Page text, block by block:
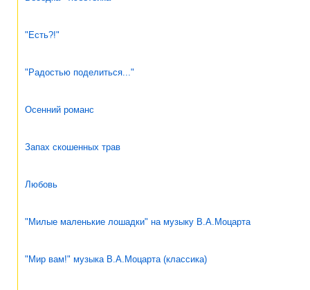
"Есть?!"
"Радостью поделиться..."
Осенний романс
Запах скошенных трав
Любовь
"Милые маленькие лошадки" на музыку В.А.Моцарта
"Мир вам!" музыка В.А.Моцарта (классика)